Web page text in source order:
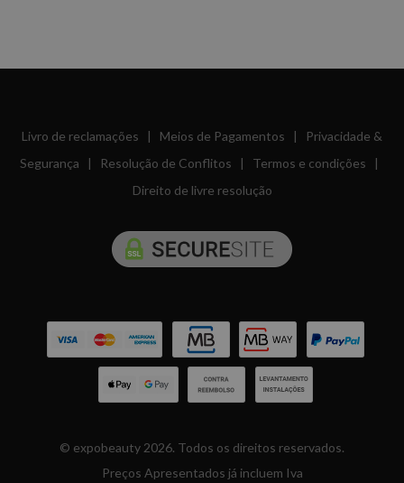
Livro de reclamações | Meios de Pagamentos |
Privacidade &
Segurança | Resolução de Conflitos | Termos e condições |
Direito de livre resolução
© expobeauty 2026. Todos os direitos reservados.
Preços Apresentados já incluem Iva